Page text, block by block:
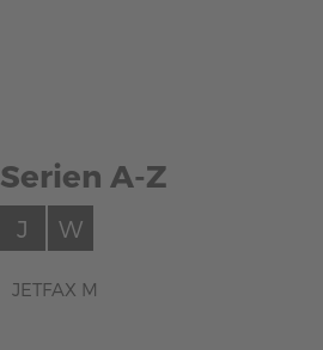
Serien A-Z
J W
JETFAX M